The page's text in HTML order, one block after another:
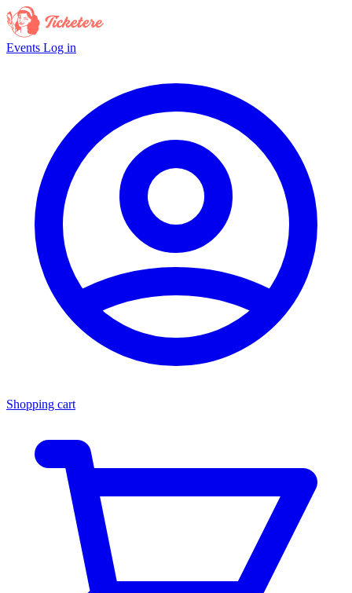
Events Log in
Shopping cart